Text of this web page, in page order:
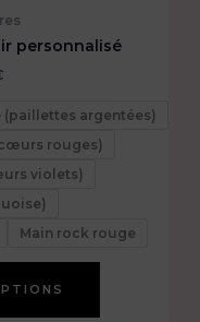
personnalisé
argentées)
rouges)
violets)
Main rock rouge
Ce
a